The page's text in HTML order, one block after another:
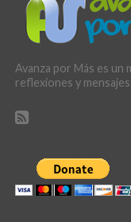
Avanza por Más es
reflexiones y